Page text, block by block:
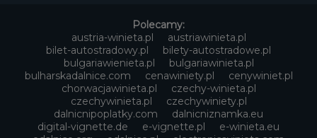
Polecamy:
austria-winieta.pl
austriawinieta.pl
bilet-autostradowy.pl
bilety-autostradowe.pl
bulgariawienieta.pl
bulgariawinieta.pl
bulharskadalnice.com
cenawiniety.pl
cenywiniet.pl
chorwacjawinieta.pl
czechy-winieta.pl
czechywinieta.pl
czechywiniety.pl
dalnicnipoplatky.com
dalnicniznamka.eu
digital-vignette.de
e-vignette.pl
e-winieta.eu